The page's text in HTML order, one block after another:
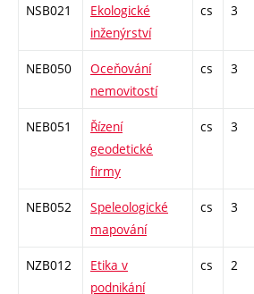
NSB021
Ekologické
inženýrství
cs 3
NEB050
Oceňování
nemovitostí
cs 3
NEB051
Řízení
geodetické
firmy
cs 3
NEB052
Speleologické
mapování
cs 3
NZB012
Etika v
podnikání
cs 2